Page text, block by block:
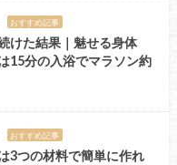
おすすめ記事
けた結果｜魅せる身体
15分の入浴でマラソン約
おすすめ記事
3つの材料で簡単に作れ